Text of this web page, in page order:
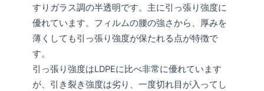
すりガラス調の半透明です。主に引っ張り強度に
優れています。フィルムの腰の強さから、厚みを
薄くしても引っ張り強度が保たれる点が特徴で
す。
引っ張り強度はLDPEに比べ非常に優れています
が、引き裂き強度は劣り、一度切れ目が入ってし